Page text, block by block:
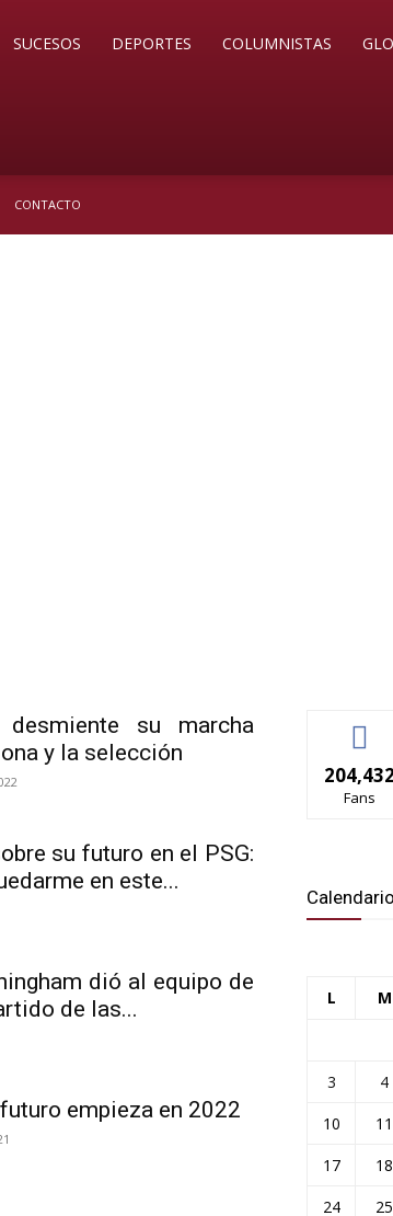
SUCESOS DEPORTES COLUMNISTAS
CONTACTO
desmiente su marcha
y la selección
su futuro en el PSG:
en este...
dió al equipo de
de las...
empieza en 2022
204,432
Fans
L M
3
4
10
11
17
18
24
25